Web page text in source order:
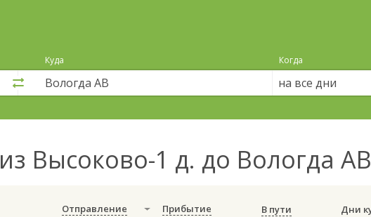
Куда Когда
на все дни
из Высоково-1 д. до Вологда АВ
Отправление Прибытие В пути